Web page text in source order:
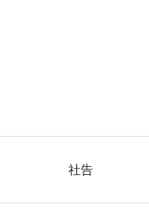
社告